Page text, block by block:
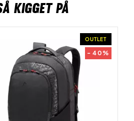
KIGGET PÅ
OUTLET
- 40%